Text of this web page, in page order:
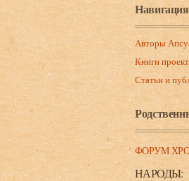
Навигация
Авторы
Книги
Статьи и
ФОРУМ
НАРОДЫ: